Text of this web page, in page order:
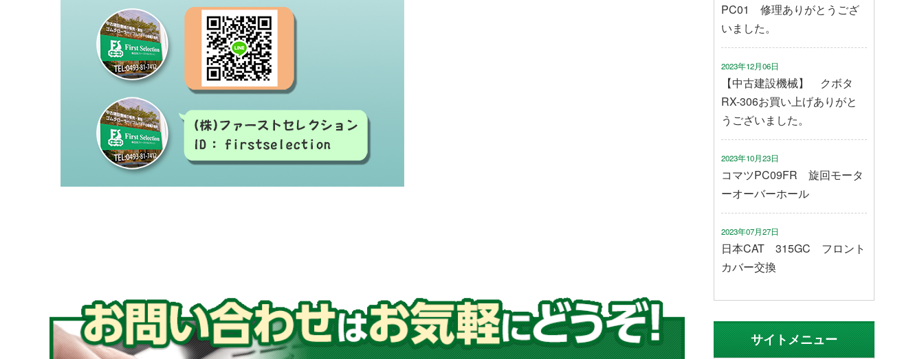
PC01 修理ありがとうござ
いました。
2023年12月06日
【中古建設機械】 クボタ
RX-306お買い上げありがと
うございました。
2023年10月23日
コマツPC09FR 旋回モータ
ーオーバーホール
2023年07月27日
日本CAT 315GC フロント
カバー交換
サイトメニュー